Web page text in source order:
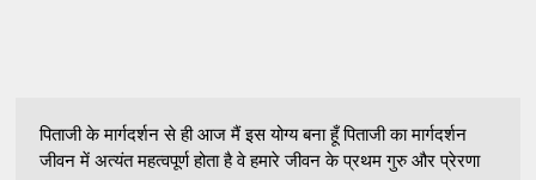
पिताजी के मार्गदर्शन से ही आज मैं इस योग्य बना हूँ पिताजी का मार्गदर्शन
जीवन में अत्यंत महत्वपूर्ण होता है वे हमारे जीवन के प्रथम गुरु और प्रेरणा